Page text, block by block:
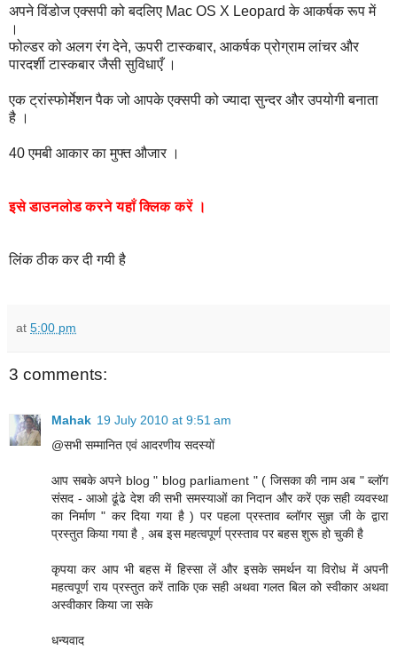
अपने विंडोज एक्सपी को बदलिए Mac OS X Leopard के आकर्षक रूप में
।
फोल्डर को अलग रंग देने, ऊपरी टास्कबार, आकर्षक प्रोग्राम लांचर और
पारदर्शी टास्कबार जैसी सुविधाएँ ।
एक ट्रांस्फोर्मेशन पैक जो आपके एक्सपी को ज्यादा सुन्दर और उपयोगी बनाता
है ।
40 एमबी आकार का मुफ्त औजार ।
इसे डाउनलोड करने यहाँ क्लिक करें ।
लिंक ठीक कर दी गयी है
at 5:00 pm
3 comments:
Mahak 19 July 2010 at 9:51 am
@सभी सम्मानित एवं आदरणीय सदस्यों
आप सबके अपने blog " blog parliament " ( जिसका की नाम अब " ब्लॉग
संसद - आओ ढूंढे देश की सभी समस्याओं का निदान और करें एक सही व्यवस्था
का निर्माण " कर दिया गया है ) पर पहला प्रस्ताव ब्लॉगर सुज्ञ जी के द्वारा
प्रस्तुत किया गया है , अब इस महत्वपूर्ण प्रस्ताव पर बहस शुरू हो चुकी है
कृपया कर आप भी बहस में हिस्सा लें और इसके समर्थन या विरोध में अपनी
महत्वपूर्ण राय प्रस्तुत करें ताकि एक सही अथवा गलत बिल को स्वीकार अथवा
अस्वीकार किया जा सके
धन्यवाद